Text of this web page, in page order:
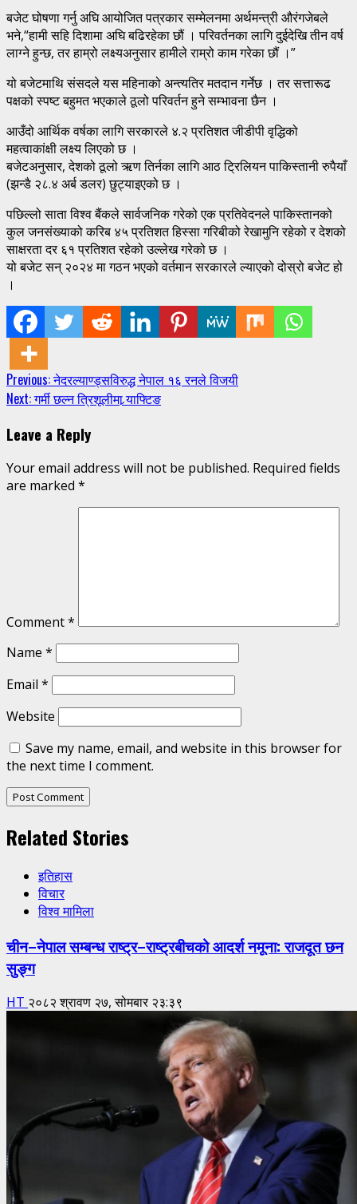
बजेट घोषणा गर्नु अघि आयोजित पत्रकार सम्मेलनमा अर्थमन्त्री औरंगजेबले
भने,“हामी सहि दिशामा अघि बढिरहेका छौं । परिवर्तनका लागि दुईदेखि तीन वर्ष
लाग्ने हुन्छ, तर हाम्रो लक्ष्यअनुसार हामीले राम्रो काम गरेका छौं ।”
यो बजेटमाथि संसदले यस महिनाको अन्त्यतिर मतदान गर्नेछ । तर सत्तारूढ
पक्षको स्पष्ट बहुमत भएकाले ठूलो परिवर्तन हुने सम्भावना छैन ।
आउँदो आर्थिक वर्षका लागि सरकारले ४.२ प्रतिशत जीडीपी वृद्धिको
महत्वाकांक्षी लक्ष्य लिएको छ ।
बजेटअनुसार, देशको ठूलो ऋण तिर्नका लागि आठ ट्रिलियन पाकिस्तानी रुपैयाँ
(झन्डै २८.४ अर्ब डलर) छुट्याइएको छ ।
पछिल्लो साता विश्व बैंकले सार्वजनिक गरेको एक प्रतिवेदनले पाकिस्तानको
कुल जनसंख्याको करिब ४५ प्रतिशत हिस्सा गरिबीको रेखामुनि रहेको र देशको
साक्षरता दर ६१ प्रतिशत रहेको उल्लेख गरेको छ ।
यो बजेट सन् २०२४ मा गठन भएको वर्तमान सरकारले ल्याएको दोस्रो बजेट हो
।
Continue
Reading
Previous:नेदरल्याण्ड्सविरुद्ध नेपाल १६ रनले विजयी
Next:गर्मी छल्न त्रिशूलीमा र्‍याफ्टिङ
Leave a Reply
Your email address will not be published. Required fields
are marked *
Comment*
Name *
Email *
Website
Save my name, email, and website in this browser for
the next time I comment.
Related Stories
इतिहास
विचार
विश्व मामिला
चीन–नेपाल सम्बन्ध राष्ट्र–राष्ट्रबीचको आदर्श नमूना: राजदूत छन
सुङ्ग
HT २०८२ श्रावण २७, सोमबार २३:३९